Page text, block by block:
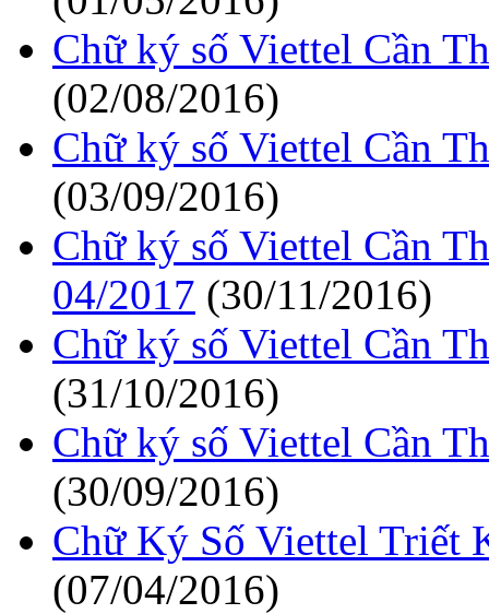
Chữ ký số Viettel Cần
(02/08/2016)
Chữ ký số Viettel Cần
(03/09/2016)
Chữ ký số Viettel Cần
04/2017 (30/11/2016)
Chữ ký số Viettel Cần
(31/10/2016)
Chữ ký số Viettel Cần
(30/09/2016)
Chữ Ký Số Viettel Triết
(07/04/2016)